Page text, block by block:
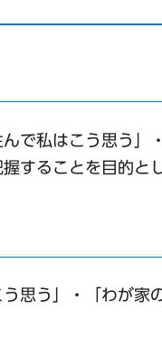
で私はこう思う」
することを目的と
う思う」・「わが